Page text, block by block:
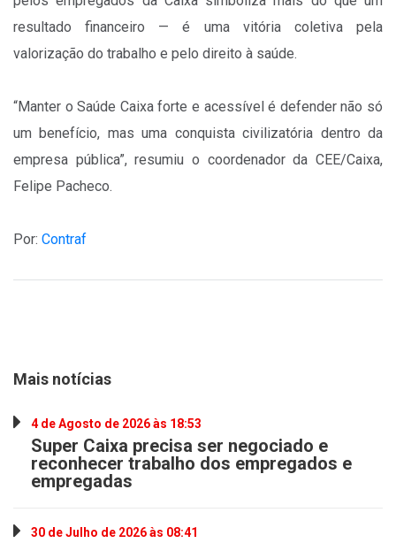
resultado financeiro — é uma vitória coletiva pela
valorização do trabalho e pelo direito à saúde.
“Manter o Saúde Caixa forte e acessível é defender não só
um benefício, mas uma conquista civilizatória dentro da
empresa pública”, resumiu o coordenador da CEE/Caixa,
Felipe Pacheco.
Por: Contraf
Mais notícias
4 de Agosto de 2026 às 18:53
Super Caixa precisa ser negociado e
reconhecer trabalho dos empregados e
empregadas
30 de Julho de 2026 às 08:41